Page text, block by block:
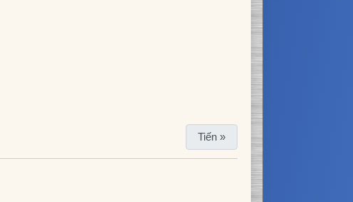
Tiến »